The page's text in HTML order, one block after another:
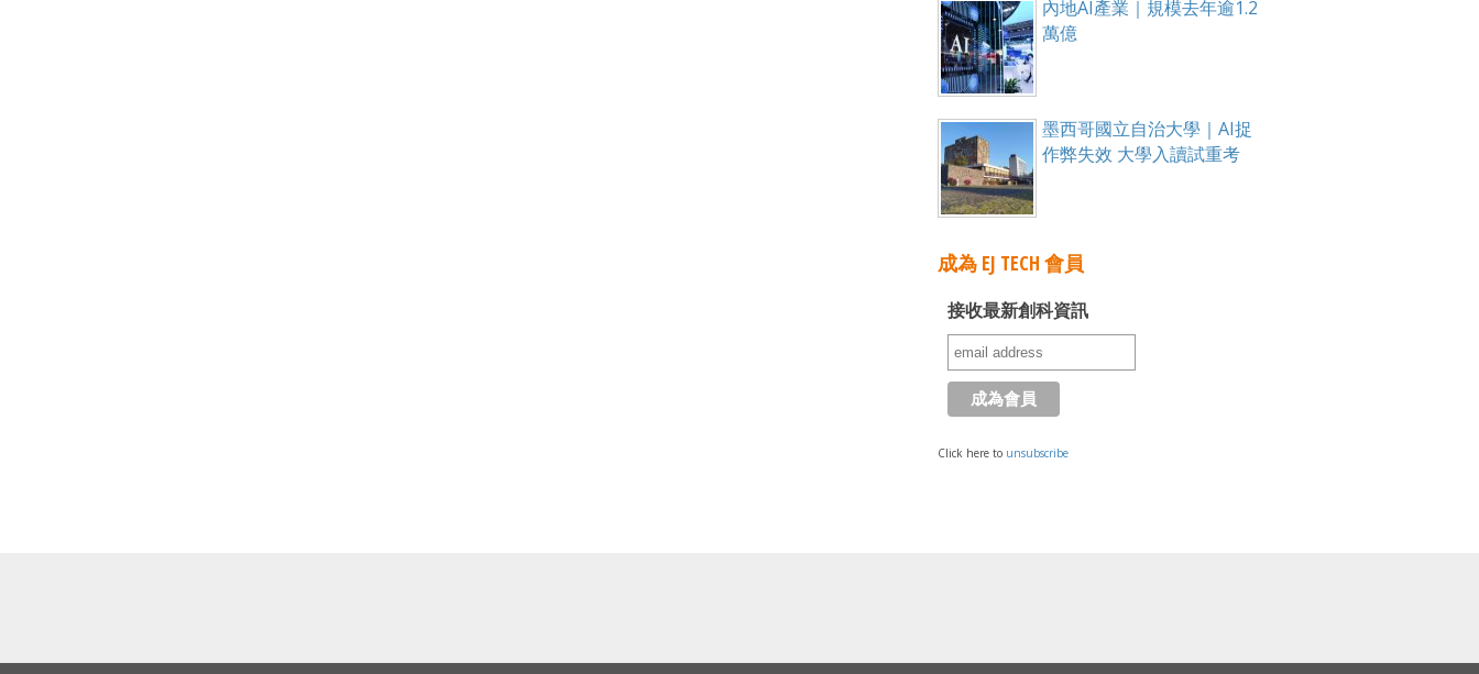
內地AI產業｜規模去年逾1.2
萬億
墨西哥國立自治大學｜AI捉
作弊失效 大學入讀試重考
成為 EJ TECH 會員
接收最新創科資訊
Click here to unsubscribe